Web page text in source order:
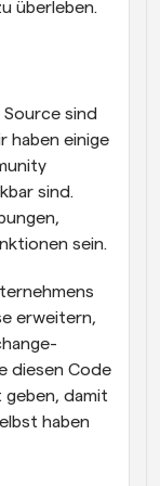
überleben.
sind
haben einige
sind.
sein.
erweitern,
diesen Code
geben, damit
haben